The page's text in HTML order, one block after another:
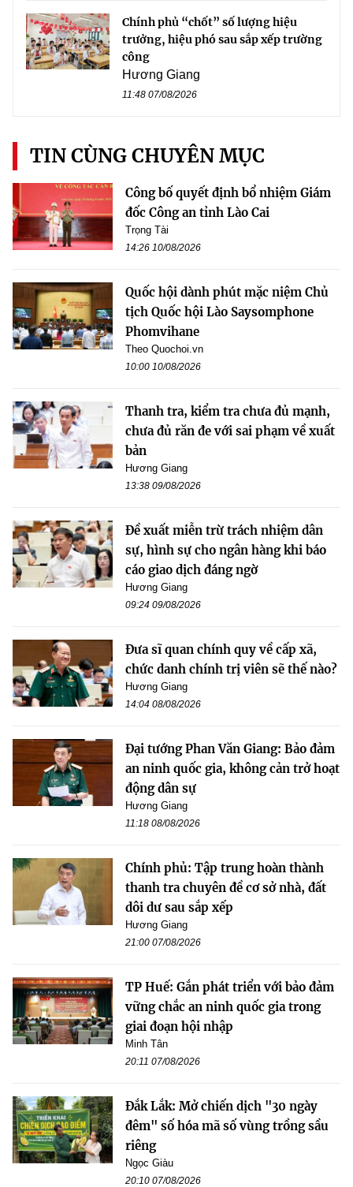
Chính phủ “chốt” số lượng hiệu
trưởng, hiệu phó sau sắp xếp trường
công
Hương Giang
11:48 07/08/2026
TIN CÙNG CHUYÊN MỤC
Công bố quyết định bổ nhiệm Giám
đốc Công an tỉnh Lào Cai
Trọng Tài
14:26 10/08/2026
Quốc hội dành phút mặc niệm Chủ
tịch Quốc hội Lào Saysomphone
Phomvihane
Theo Quochoi.vn
10:00 10/08/2026
Thanh tra, kiểm tra chưa đủ mạnh,
chưa đủ răn đe với sai phạm về xuất
bản
Hương Giang
13:38 09/08/2026
Đề xuất miễn trừ trách nhiệm dân
sự, hình sự cho ngân hàng khi báo
cáo giao dịch đáng ngờ
Hương Giang
09:24 09/08/2026
Đưa sĩ quan chính quy về cấp xã,
chức danh chính trị viên sẽ thế nào?
Hương Giang
14:04 08/08/2026
Đại tướng Phan Văn Giang: Bảo đảm
an ninh quốc gia, không cản trở hoạt
động dân sự
Hương Giang
11:18 08/08/2026
Chính phủ: Tập trung hoàn thành
thanh tra chuyên đề cơ sở nhà, đất
dôi dư sau sắp xếp
Hương Giang
21:00 07/08/2026
TP Huế: Gắn phát triển với bảo đảm
vững chắc an ninh quốc gia trong
giai đoạn hội nhập
Minh Tân
20:11 07/08/2026
Đắk Lắk: Mở chiến dịch "30 ngày
đêm" số hóa mã số vùng trồng sầu
riêng
Ngọc Giàu
20:10 07/08/2026